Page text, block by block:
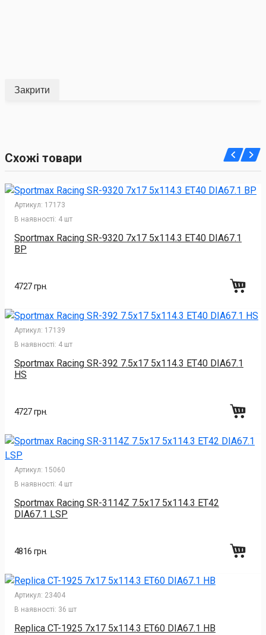
Закрити
Схожі товари
Артикул: 17173
В наявності: 4 шт
Sportmax Racing SR-9320 7x17 5x114.3 ET40 DIA67.1
BP
4727 грн.
Артикул: 17139
В наявності: 4 шт
Sportmax Racing SR-392 7.5x17 5x114.3 ET40 DIA67.1
HS
4727 грн.
Артикул: 15060
В наявності: 4 шт
Sportmax Racing SR-3114Z 7.5x17 5x114.3 ET42
DIA67.1 LSP
4816 грн.
Артикул: 23404
В наявності: 36 шт
Replica CT-1925 7x17 5x114.3 ET60 DIA67.1 HB